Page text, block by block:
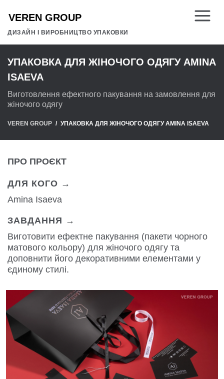
ДИЗАЙН І ВИРОБНИЦТВО УПАКОВКИ
УПАКОВКА ДЛЯ ЖІНОЧОГО ОДЯГУ AMINA
ISAEVA
Виготовлення ефектного пакування на замовлення для
жіночого одягу
VEREN GROUP УПАКОВКА ДЛЯ ЖІНОЧОГО ОДЯГУ AMINA ISAEVA
ПРО ПРОЄКТ
ДЛЯ КОГО →
Amina Isaeva
ЗАВДАННЯ →
Виготовити ефектне пакування (пакети чорного
матового кольору) для жіночого одягу та
доповнити його декоративними елементами у
єдиному стилі.